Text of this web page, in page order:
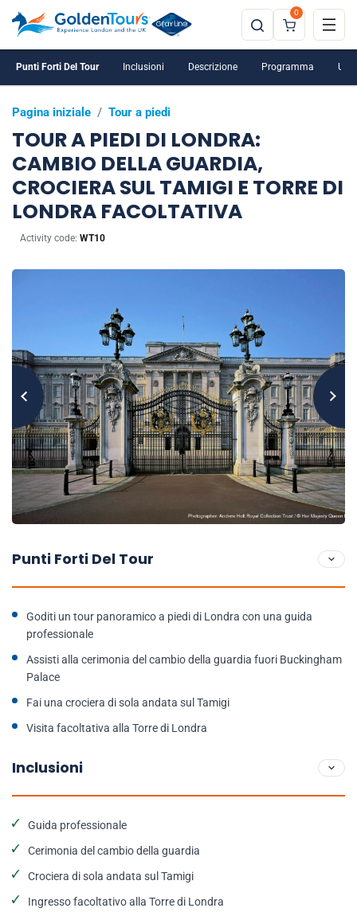
0
Pagina iniziale / Tour a piedi
TOUR A PIEDI DI LONDRA:
CAMBIO DELLA GUARDIA,
CROCIERA SUL TAMIGI E TORRE DI
LONDRA FACOLTATIVA
Activity code: WT10
Punti Forti Del Tour Inclusioni Descrizione Programma
Punti Forti Del Tour
Goditi un tour panoramico a piedi di Londra con una guida
professionale
Assisti alla cerimonia del cambio della guardia fuori Buckingham
Palace
Fai una crociera di sola andata sul Tamigi
Visita facoltativa alla Torre di Londra
Inclusioni
Guida professionale
Cerimonia del cambio della guardia
Crociera di sola andata sul Tamigi
Ingresso facoltativo alla Torre di Londra